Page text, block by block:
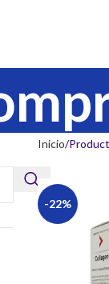
Inicio
-22%